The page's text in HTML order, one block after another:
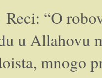
“O
u Allahovu
mnogo